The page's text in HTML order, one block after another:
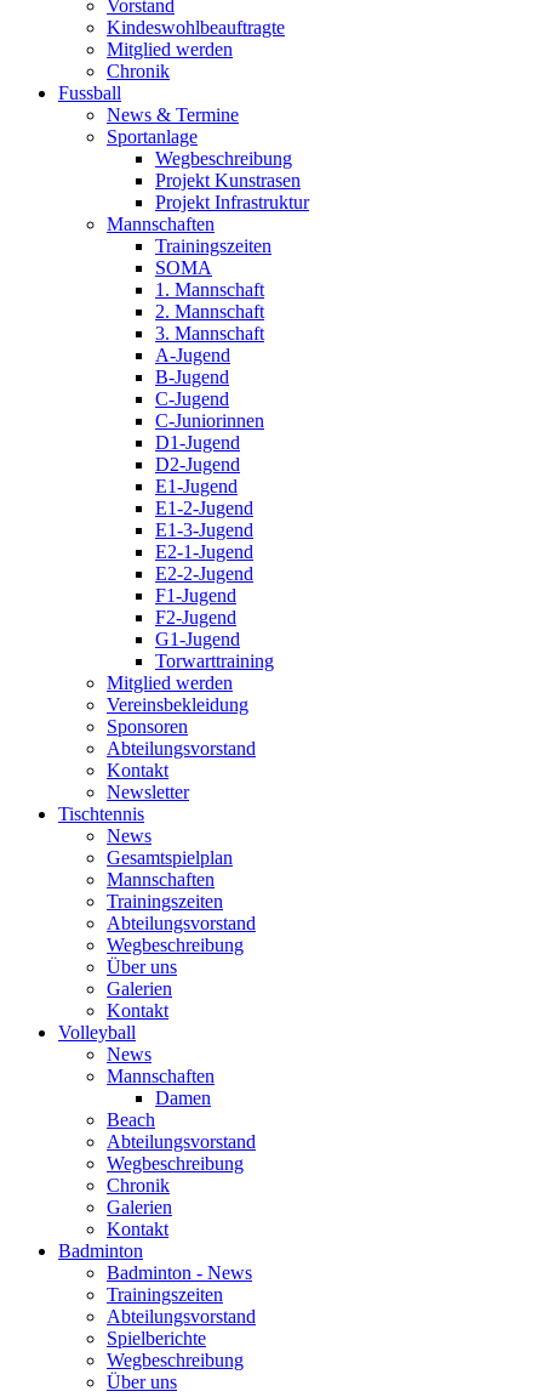
Vorstand
Kindeswohlbeauftragte
Mitglied werden
Chronik
Fussball
News & Termine
Sportanlage
Wegbeschreibung
Projekt Kunstrasen
Projekt Infrastruktur
Mannschaften
Trainingszeiten
SOMA
1. Mannschaft
2. Mannschaft
3. Mannschaft
A-Jugend
B-Jugend
C-Jugend
C-Juniorinnen
D1-Jugend
D2-Jugend
E1-Jugend
E1-2-Jugend
E1-3-Jugend
E2-1-Jugend
E2-2-Jugend
F1-Jugend
F2-Jugend
G1-Jugend
Torwarttraining
Mitglied werden
Vereinsbekleidung
Sponsoren
Abteilungsvorstand
Kontakt
Newsletter
Tischtennis
News
Gesamtspielplan
Mannschaften
Trainingszeiten
Abteilungsvorstand
Wegbeschreibung
Über uns
Galerien
Kontakt
Volleyball
News
Mannschaften
Damen
Beach
Abteilungsvorstand
Wegbeschreibung
Chronik
Galerien
Kontakt
Badminton
Badminton - News
Trainingszeiten
Abteilungsvorstand
Spielberichte
Wegbeschreibung
Über uns